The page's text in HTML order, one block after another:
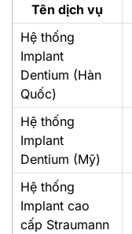
Tên dịch vụ
Hệ thống
Implant
Dentium (Hàn
Quốc)
Hệ thống
Implant
Dentium (Mỹ)
Hệ thống
Implant cao
cấp Straumann